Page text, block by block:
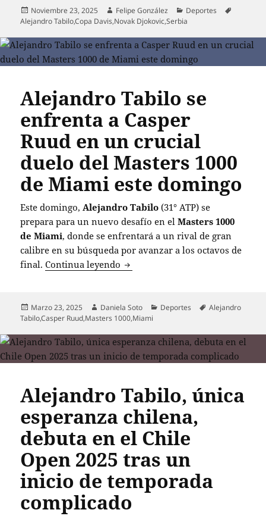
Publicado
el
Noviembre 23, 2025 Autor
Felipe González Categorías
Deportes
Alejandro Tabilo,Copa Davis,Novak Djokovic,Serbia
Alejandro Tabilo se
enfrenta a Casper
Ruud en un crucial
duelo del Masters 1000
de Miami este domingo
Este domingo,Alejandro Tabilo (31° ATP) se
prepara para un nuevo desafío en elMasters 1000
de Miami, donde se enfrentará a un rival de gran
calibre en su búsqueda por avanzar a los octavos de
final.Continua leyendo Alejandro Tabilo se enfrenta a
Publicado
el
Marzo 23, 2025 Autor
Daniela Soto Categorías
Deportes Etiquetas
Alejandro
Tabilo,Casper Ruud,Masters 1000,Miami
Alejandro Tabilo, única
esperanza chilena,
debuta en el Chile
Open 2025 tras un
inicio de temporada
complicado